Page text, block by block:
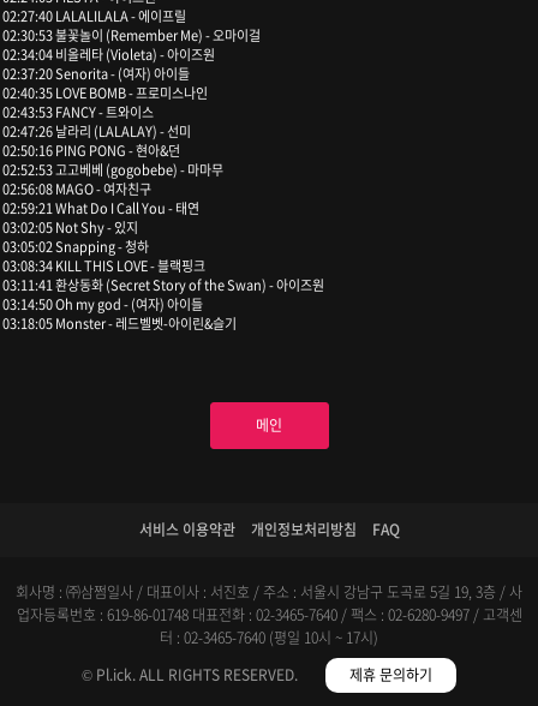
02:27:40 LALALILALA - 에이프릴
02:30:53 불꽃놀이 (Remember Me) - 오마이걸
02:34:04 비올레타 (Violeta) - 아이즈원
02:37:20 Senorita - (여자) 아이들
02:40:35 LOVE BOMB - 프로미스나인
02:43:53 FANCY - 트와이스
02:47:26 날라리 (LALALAY) - 선미
02:50:16 PING PONG - 현아&던
02:52:53 고고베베 (gogobebe) - 마마무
02:56:08 MAGO - 여자친구
02:59:21 What Do I Call You - 태연
03:02:05 Not Shy - 있지
03:05:02 Snapping - 청하
03:08:34 KILL THIS LOVE - 블랙핑크
03:11:41 환상동화 (Secret Story of the Swan) - 아이즈원
03:14:50 Oh my god - (여자) 아이들
03:18:05 Monster - 레드벨벳-아이린&슬기
메인
서비스 이용약관 개인정보처리방침 FAQ
회사명 : ㈜삼쩜일사 / 대표이사 : 서진호 / 주소 : 서울시 강남구 도곡로 5길 19, 3층 / 사
업자등록번호 : 619-86-01748 대표전화 : 02-3465-7640 / 팩스 : 02-6280-9497 / 고객센
터 : 02-3465-7640 (평일 10시 ~ 17시)
© Pl.ick. ALL RIGHTS RESERVED.
제휴 문의하기